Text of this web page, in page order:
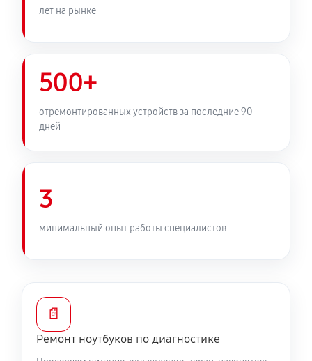
950 руб
B11MOU1240RU
1760 руб
Настройка Wi-Fi ноутбука MSI 14 B11MOU1240RU
Установка драйверов ноутбука MSI 14
B11MOU1240RU
Замена жесткого диска
590 руб
лет на рынке
500+
отремонтированных устройств за последние 90
дней
3
минимальный опыт работы специалистов
📄
Ремонт ноутбуков по диагностике